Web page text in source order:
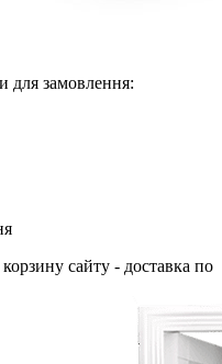
для замовлення:
сайту - доставка по